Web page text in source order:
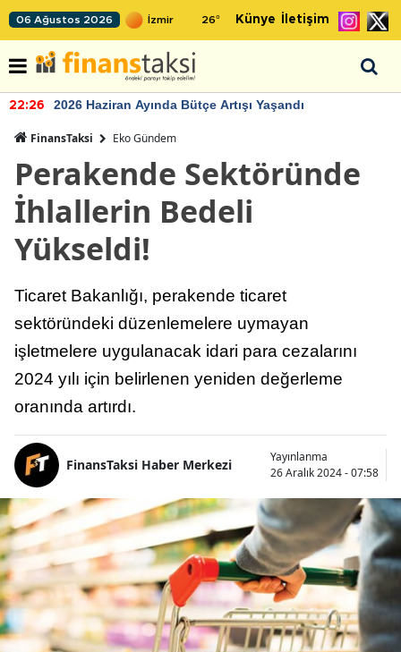
06 Ağustos 2026 26° Künye İletişim
22:26 2026 Haziran Ayında Bütçe Artışı Yaşandı
FinansTaksi Eko Gündem
Perakende Sektöründe
İhlallerin Bedeli
Yükseldi!
Ticaret Bakanlığı, perakende ticaret
sektöründeki düzenlemelere uymayan
işletmelere uygulanacak idari para cezalarını
2024 yılı için belirlenen yeniden değerleme
oranında artırdı.
FinansTaksi Haber Merkezi
Yayınlanma
26 Aralık 2024 - 07:58